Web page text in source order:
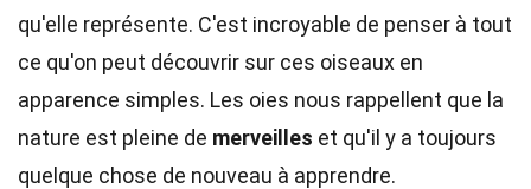
qu'elle représente. C'est incroyable de penser à tout
ce qu'on peut découvrir sur ces oiseaux en
apparence simples. Les oies nous rappellent que la
nature est pleine de merveilles et qu'il y a toujours
quelque chose de nouveau à apprendre.